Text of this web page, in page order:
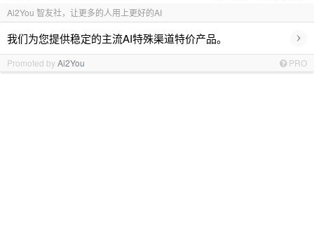
Ai2You 智友社，让更多的人用上更好的AI
我们为您提供稳定的主流AI特殊渠道特价产品。 ›
Promoted byAi2You PRO